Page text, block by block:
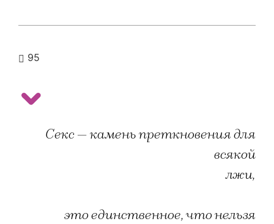
95
Секс — камень преткновения для
всякой
лжи,
это единственное, что нельзя